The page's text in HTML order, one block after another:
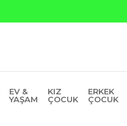
Kodu: AGUSTOS200
EV &
YAŞAM
KIZ
ÇOCUK
ERKEK
ÇOCUK